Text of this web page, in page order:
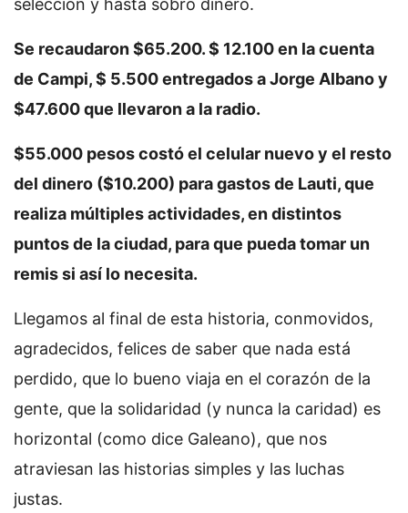
selección y hasta sobró dinero.
Se recaudaron $65.200. $ 12.100 en la cuenta
de Campi, $ 5.500 entregados a Jorge Albano y
$47.600 que llevaron a la radio.
$55.000 pesos costó el celular nuevo y el resto
del dinero ($10.200) para gastos de Lauti, que
realiza múltiples actividades, en distintos
puntos de la ciudad, para que pueda tomar un
remis si así lo necesita.
Llegamos al final de esta historia, conmovidos,
agradecidos, felices de saber que nada está
perdido, que lo bueno viaja en el corazón de la
gente, que la solidaridad (y nunca la caridad) es
horizontal (como dice Galeano), que nos
atraviesan las historias simples y las luchas
justas.